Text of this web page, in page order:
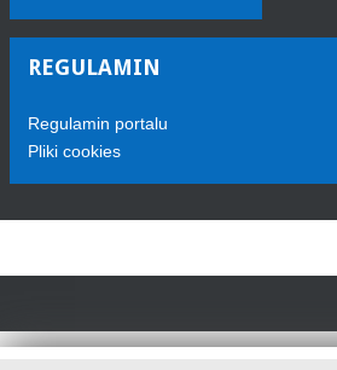
REGULAMIN
Regulamin portalu
Pliki cookies